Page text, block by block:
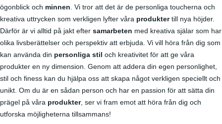
ögonblick och minnen. Vi tror att det är de personliga toucherna och
kreativa uttrycken som verkligen lyfter våra produktertill nya höjder.
Därför är vi alltid på jakt efter samarbeten med kreativa själar som har
olika livsberättelser och perspektiv att erbjuda. Vi vill höra från dig som
kan använda din personliga stil och kreativitet för att ge våra
produkter en ny dimension. Genom att addera din egen personlighet,
stil och finess kan du hjälpa oss att skapa något verkligen speciellt och
unikt. Om du är en sådan person och har en passion för att sätta din
prägel på våra produkter, ser vi fram emot att höra från dig och
utforska möjligheterna tillsammans!